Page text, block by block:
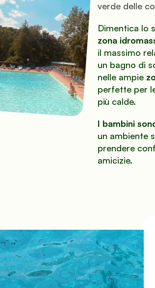
verde delle
zona
il massimo
un bagno di
nelle ampie
perfette per
più calde.
I bambini
un ambiente
prendere
amicizie.